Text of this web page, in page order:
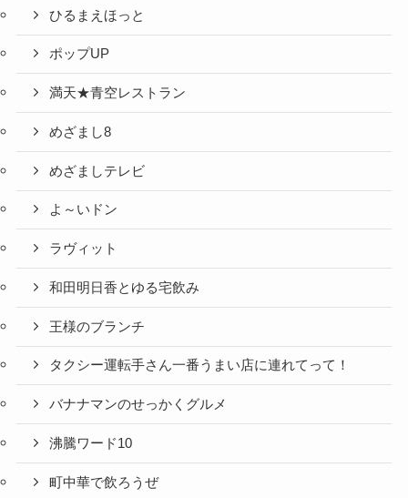
ひるまえほっと
ポップUP
満天★青空レストラン
めざまし8
めざましテレビ
よ～いドン
ラヴィット
和田明日香とゆる宅飲み
王様のブランチ
タクシー運転手さん一番うまい店に連れてって！
バナナマンのせっかくグルメ
沸騰ワード10
町中華で飲ろうぜ